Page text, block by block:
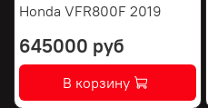
Honda VFR800F 2019
645000 руб
В корзину